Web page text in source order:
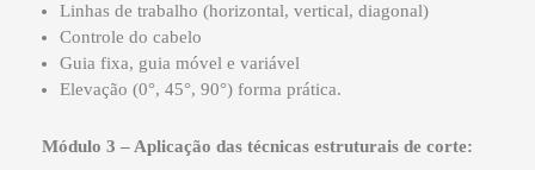
Linhas de trabalho (horizontal, vertical, diagonal)
Controle do cabelo
Guia fixa, guia móvel e variável
Elevação (0°, 45°, 90°) forma prática.
Módulo 3 – Aplicação das técnicas estruturais de corte: